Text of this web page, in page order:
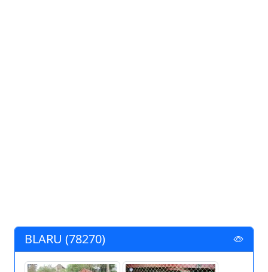
BLARU (78270)